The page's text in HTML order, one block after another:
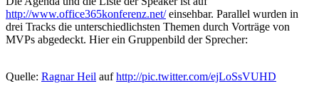
http://www.office365konferenz.net/einsehbar. Parallel wurden in
drei Tracks die unterschiedlichsten Themen durch Vorträge von
MVPs abgedeckt. Hier ein Gruppenbild der Sprecher:
Quelle: Ragnar Heil aufhttp://pic.twitter.com/ejLoSsVUHD